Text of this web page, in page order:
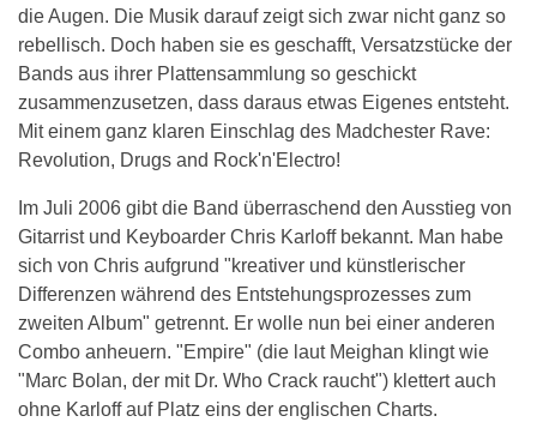
die Augen. Die Musik darauf zeigt sich zwar nicht ganz so
rebellisch. Doch haben sie es geschafft, Versatzstücke der
Bands aus ihrer Plattensammlung so geschickt
zusammenzusetzen, dass daraus etwas Eigenes entsteht.
Mit einem ganz klaren Einschlag des Madchester Rave:
Revolution, Drugs and Rock'n'Electro!
Im Juli 2006 gibt die Band überraschend den Ausstieg von
Gitarrist und Keyboarder Chris Karloff bekannt. Man habe
sich von Chris aufgrund "kreativer und künstlerischer
Differenzen während des Entstehungsprozesses zum
zweiten Album" getrennt. Er wolle nun bei einer anderen
Combo anheuern. "Empire" (die laut Meighan klingt wie
"Marc Bolan, der mit Dr. Who Crack raucht") klettert auch
ohne Karloff auf Platz eins der englischen Charts.